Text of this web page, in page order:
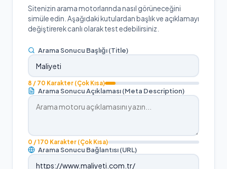
Sitenizin arama motorlarında nasıl görüneceğini
simüle edin. Aşağıdaki kutulardan başlık ve açıklamayı
değiştirerek canlı olarak test edebilirsiniz.
Arama Sonucu Başlığı (Title)
8 / 70 Karakter (Çok Kısa)
Arama Sonucu Açıklaması (Meta Description)
0 / 170 Karakter (Çok Kısa)
Arama Sonucu Bağlantısı (URL)